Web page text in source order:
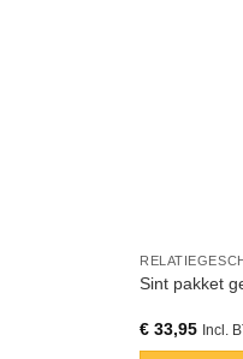
Sint pakket
€ 33,95 Incl.